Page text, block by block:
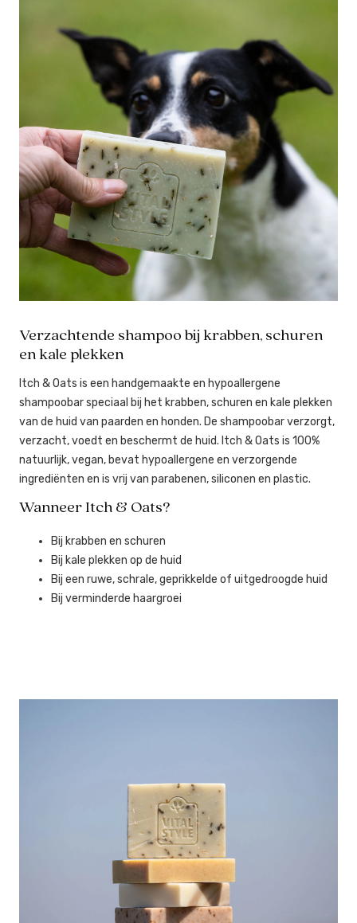
Verzachtende shampoo bij krabben, schuren
en kale plekken
Itch & Oats is een handgemaakte en hypoallergene
shampoobar speciaal bij het krabben, schuren en kale plekken
van de huid van paarden en honden. De shampoobar verzorgt,
verzacht, voedt en beschermt de huid. Itch & Oats is 100%
natuurlijk, vegan, bevat hypoallergene en verzorgende
ingrediënten en is vrij van parabenen, siliconen en plastic.
Wanneer Itch & Oats?
Bij krabben en schuren
Bij kale plekken op de huid
Bij een ruwe, schrale, geprikkelde of uitgedroogde huid
Bij verminderde haargroei